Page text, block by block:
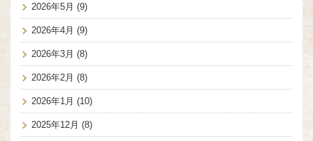
2026年5月 (9)
2026年4月 (9)
2026年3月 (8)
2026年2月 (8)
2026年1月 (10)
2025年12月 (8)